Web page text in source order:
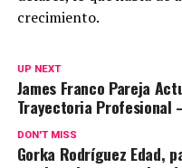
crecimiento.
UP NEXT
James Franco Pareja
Trayectoria Profesional
DON'T MISS
Gorka Rodríguez Edad,